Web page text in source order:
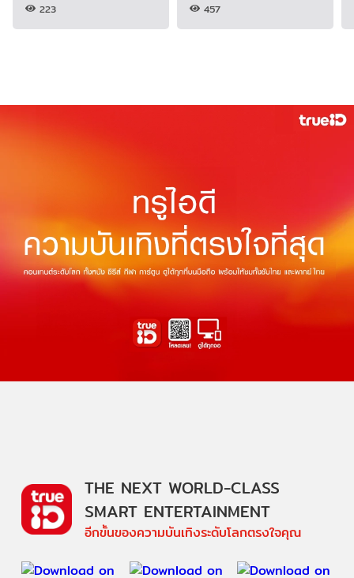
223 457
THE NEXT WORLD-CLASS
SMART ENTERTAINMENT
อีกขั้นของความบันเทิงระดับโลกตรงใจคุณ